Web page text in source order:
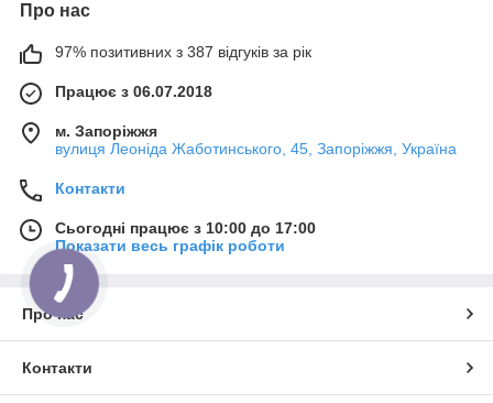
Про нас
97% позитивних з 387 відгуків за рік
Працює з 06.07.2018
м. Запоріжжя
вулиця Леоніда Жаботинського, 45, Запоріжжя, Україна
Контакти
Сьогодні працює з 10:00 до 17:00
Показати весь графік роботи
Про нас
Контакти